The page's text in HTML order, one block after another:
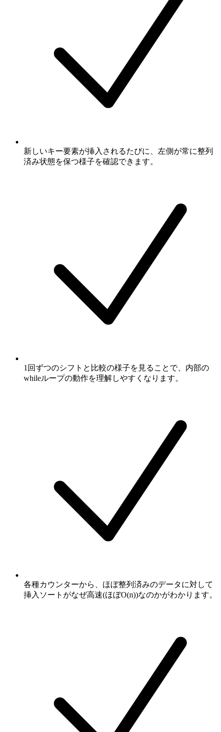
新しいキー要素が挿入されるたびに、左側が常に整列
済み状態を保つ様子を確認できます。
1回ずつのシフトと比較の様子を見ることで、内部の
whileループの動作を理解しやすくなります。
各種カウンターから、ほぼ整列済みのデータに対して
挿入ソートがなぜ高速(ほぼO(n))なのかがわかります。